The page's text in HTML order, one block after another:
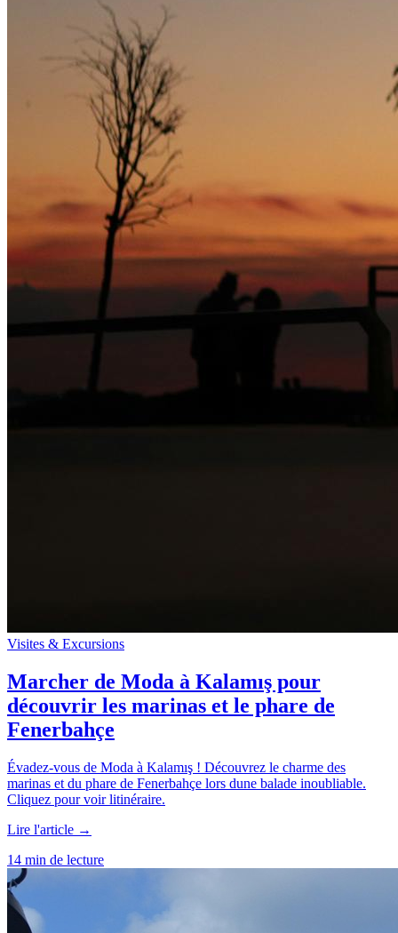
Visites & Excursions
Marcher de Moda à Kalamış pour
découvrir les marinas et le phare de
Fenerbahçe
Évadez-vous de Moda à Kalamış ! Découvrez le charme des
marinas et du phare de Fenerbahçe lors dune balade inoubliable.
Cliquez pour voir litinéraire.
Lire l'article →
14 min de lecture